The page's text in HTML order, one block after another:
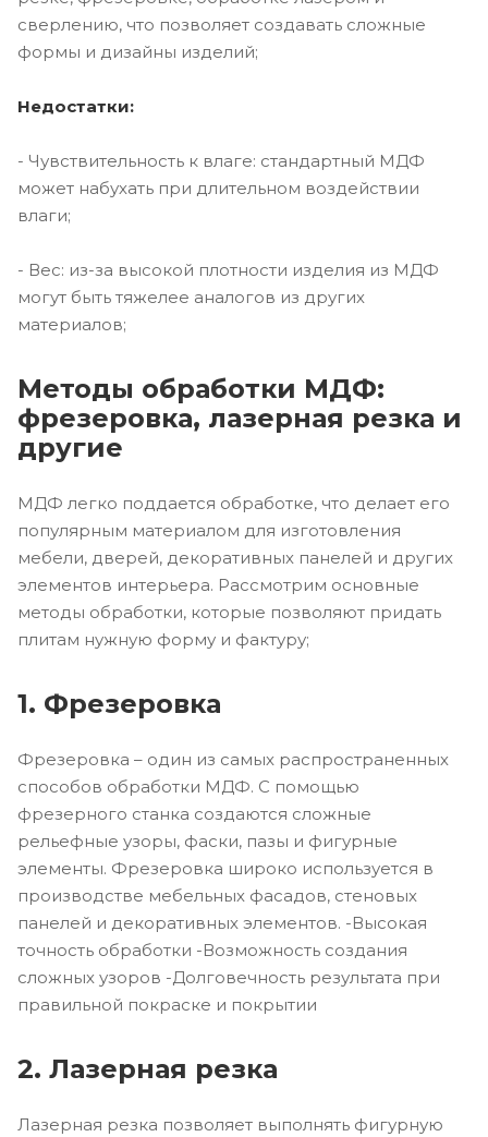
сверлению, что позволяет создавать сложные
формы и дизайны изделий;
Недостатки:
- Чувствительность к влаге: стандартный МДФ
может набухать при длительном воздействии
влаги;
- Вес: из-за высокой плотности изделия из МДФ
могут быть тяжелее аналогов из других
материалов;
Методы обработки МДФ:
фрезеровка, лазерная резка и
другие
МДФ легко поддается обработке, что делает его
популярным материалом для изготовления
мебели, дверей, декоративных панелей и других
элементов интерьера. Рассмотрим основные
методы обработки, которые позволяют придать
плитам нужную форму и фактуру;
1. Фрезеровка
Фрезеровка – один из самых распространенных
способов обработки МДФ. С помощью
фрезерного станка создаются сложные
рельефные узоры, фаски, пазы и фигурные
элементы. Фрезеровка широко используется в
производстве мебельных фасадов, стеновых
панелей и декоративных элементов. -Высокая
точность обработки -Возможность создания
сложных узоров -Долговечность результата при
правильной покраске и покрытии
2. Лазерная резка
Лазерная резка позволяет выполнять фигурную